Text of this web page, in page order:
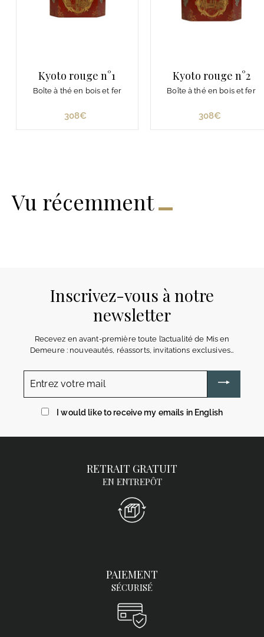
Kyoto rouge n°1
Boîte à thé en bois et fer
308€
Kyoto rouge n°2
Boîte à thé en bois et fer
308€
Vu récemment
Inscrivez-vous à notre
newsletter
Recevez en avant-première toute l’actualité de Mis en
Demeure : nouveautés, réassorts, invitations exclusives…
I would like to receive my emails in English
RETRAIT GRATUIT
EN ENTREPÔT
PAIEMENT
SÉCURISÉ